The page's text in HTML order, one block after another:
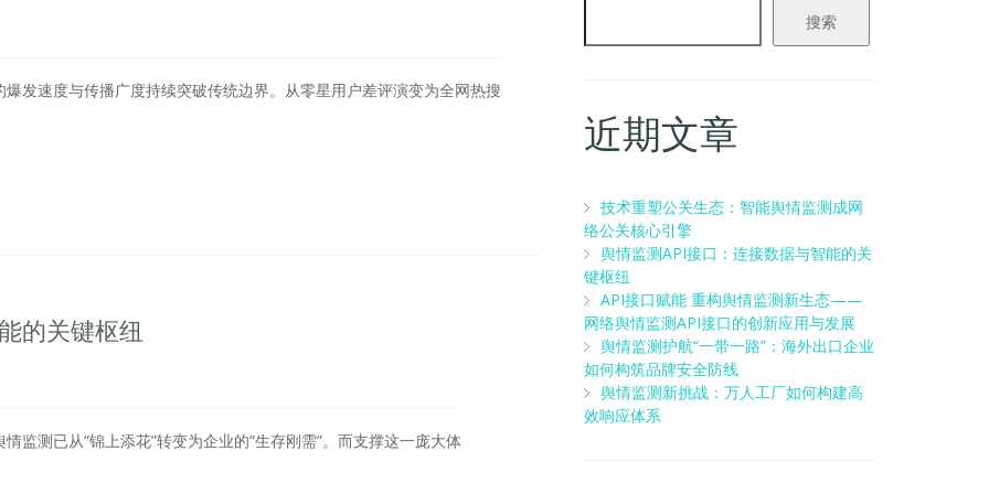
发速度与传播广度持续突破传统边界。从零星用户差评演变为全网热搜
的关键枢纽
监测已从“锦上添花”转变为企业的“生存刚需”。而支撑这一庞大体
搜索
近期文章
技术重塑公关生态：智能舆情监测成网
络公关核心引擎
舆情监测API接口：连接数据与智能的关
键枢纽
API接口赋能 重构舆情监测新生态——
网络舆情监测API接口的创新应用与发展
舆情监测护航“一带一路”：海外出口企业
如何构筑品牌安全防线
舆情监测新挑战：万人工厂如何构建高
效响应体系